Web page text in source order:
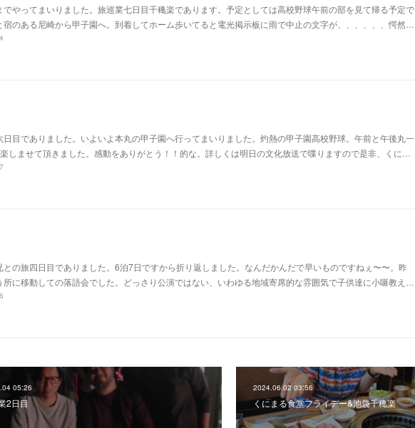
でやってまいりました。旅巡業七日目千穐楽であります。予定としては高校野球午前の部を見て帰る予定で
宿のある尼崎から甲子園へ。到着してホーム歩いてると電光掲示板に雨で中止の文字が、、、、、、愕然…
日目でありました。いよいよ本丸の甲子園へ行ってまいりました。灼熱の甲子園高校野球。午前と午後丸一
しませて頂きました。感動をありがとう！！的な。詳しくは明日の文化放送で喋りますので是非、くに…
との旅四日目でありました。6泊7日ですから折り返しました。なんだかんだで早いものですねぇ〜〜。昨
所に移動しての落語会でした。どっさり公演ではない、いわゆる地域寄席的な雰囲気で子供達に小噺教え…
05:26
2日目
2024.06.02 03:56
くにまる食堂フライデー&池袋千穐楽